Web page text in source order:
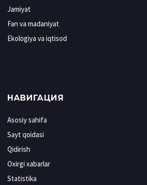
Jamiyat
Fan va madaniyat
Ekologiya va iqtisod
НАВИГАЦИЯ
Asosiy sahifa
Sayt qoidasi
Qidirish
Oxirgi xabarlar
Statistika